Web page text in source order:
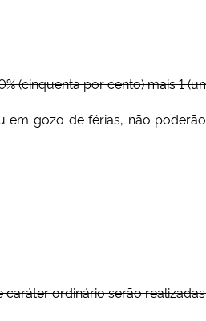
(cinquenta por cento) mais 1
em gozo de férias, não
caráter ordinário serão